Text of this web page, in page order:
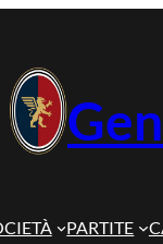
PARTITE